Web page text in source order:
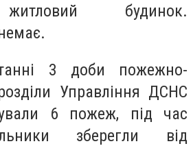
будинок.
3 доби пожежно-
Управління ДСНС
6 пожеж, під час
зберегли від